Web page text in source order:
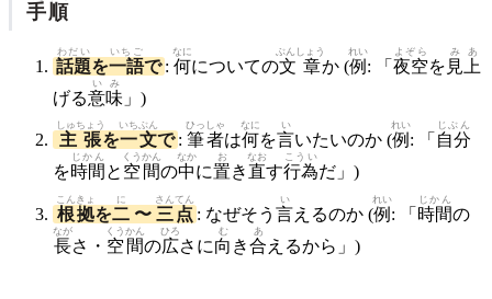
手順
話題
わだい
を一語
いちご
で : 何
なに
についての文章
ぶんしょう
か (例
れい
: 「 夜空
よぞら
を 見上
みあ
げる意味
いみ
」)
主張
しゅちょう
を一文
いちぶん
で : 筆者
ひっしゃ
は何
なに
を言
い
いたいのか (例
れい
: 「 自分
じぶん
を時間
じかん
と 空間
くうかん
の中
なか
に置
お
き直
なお
す行為
こうい
だ」)
根拠
こんきょ
を二
に
〜 三
さん
点
てん
: なぜそう 言
い
えるのか (例
れい
: 「 時間
じかん
の
長
なが
さ・ 空間
くうかん
の広
ひろ
さに向
む
き合
あ
えるから」)